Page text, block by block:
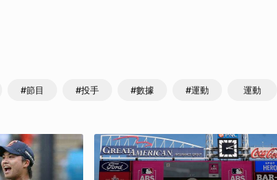
#節目 #投手 #數據 #運動 運動